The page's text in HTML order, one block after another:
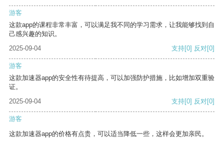
游客
这款app的课程非常丰富，可以满足我不同的学习需求，让我能够找到自
己感兴趣的知识。
2025-09-04
支持[0] 反对[0]
游客
这款加速器app的安全性有待提高，可以加强防护措施，比如增加双重验
证。
2025-09-04
支持[0] 反对[0]
游客
这款加速器app的价格有点贵，可以适当降低一些，这样会更加亲民。